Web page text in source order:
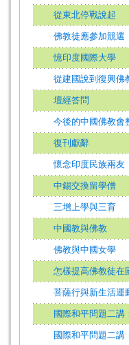
從東北停戰說起
佛教徒應參加競選
憶印度國際大學
從建國說到復興佛
壇經答問
今後的中國佛教會
復刊獻辭
懷念印度民族兩友
中錫交換留學僧
三增上學與三育
中國教與佛教
佛教與中國女學
怎樣提高佛教徒在
菩薩行與新生活運
國際和平問題二講
國際和平問題二講